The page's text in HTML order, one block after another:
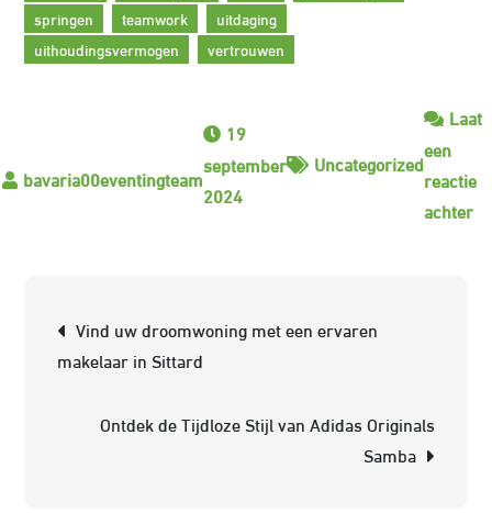
springen
teamwork
uitdaging
uithoudingsvermogen
vertrouwen
19
september
2024
Uncategorized
Laat
een
reactie
achterop
Vind uw droomwoning met een ervaren
makelaar in Sittard
Ontdek de Tijdloze Stijl van Adidas Originals
Samba